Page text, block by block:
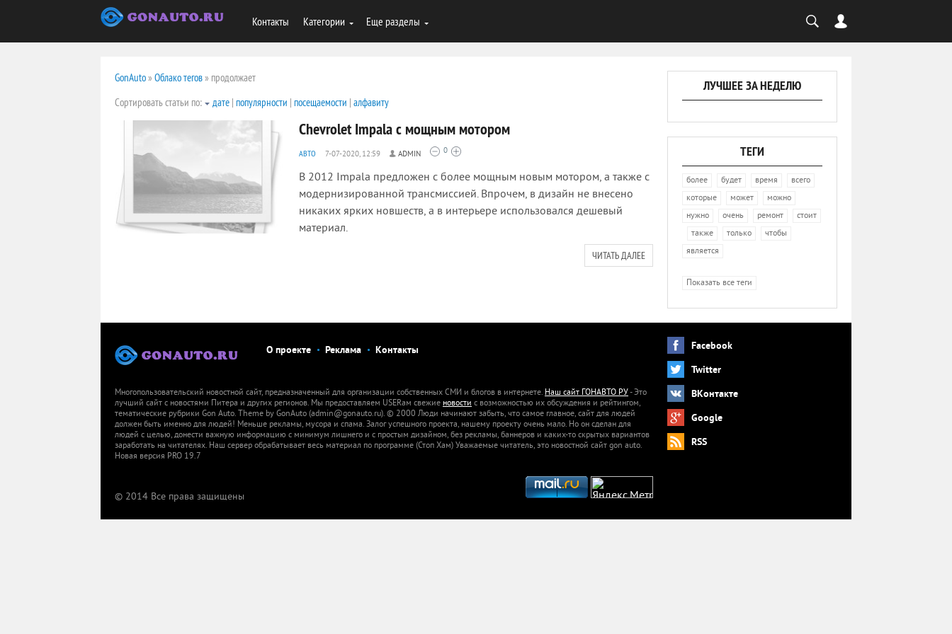
Контакты Категории Еще разделы
GonAuto» Облако тегов» продолжает
Сортировать статьи по:
дате | популярности | посещаемости | алфавиту
Chevrolet Impala с мощным мотором
АВТО 7-07-2020, 12:59 ADMIN 0
В 2012 Impala предложен с более мощным новым мотором, а также с
модернизированной трансмиссией. Впрочем, в дизайн не внесено
никаких ярких новшеств, а в интерьере использовался дешевый
материал.
ЧИТАТЬ ДАЛЕЕ
ЛУЧШЕЕ ЗА НЕДЕЛЮ
ТЕГИ
более будет время всего
которые может можно
нужно очень ремонт стоит
также только чтобы
является
Показать все теги
О проекте Реклама Контакты
Многопользовательский новостной сайт, предназначенный для организации собственных СМИ и блогов в интернете. Наш сайт ГОНАВТО РУ- Это
лучший сайт с новостями Питера и других регионов. Мы предоставляем USERам свежие новости с возможностью их обсуждения и рейтингом,
тематические рубрики Gon Auto. Theme by GonAuto (admin@gonauto.ru). © 2000 Люди начинают забыть, что самое главное, сайт для людей
должен быть именно для людей! Меньше рекламы, мусора и спама. Залог успешного проекта, нашему проекту очень мало. Но он сделан для
людей с целью, донести важную информацию с минимум лишнего и с простым дизайном, без рекламы, баннеров и каких-то скрытых вариантов
заработать на читателях. Наш сервер обрабатывает весь материал по программе (Стоп Хам) Уважаемые читатель, это новостной сайт gon auto.
Новая версия PRO 19.7
© 2014 Все права защищены
Facebook
Twitter
ВКонтакте
Google
RSS